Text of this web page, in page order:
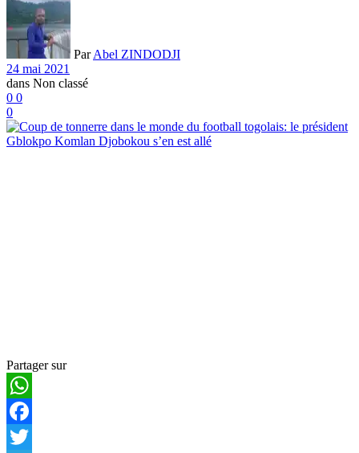
Par Abel ZINDODJI
24 mai 2021
dans Non classé
0 0
0
Partager sur
WhatsApp
Facebook